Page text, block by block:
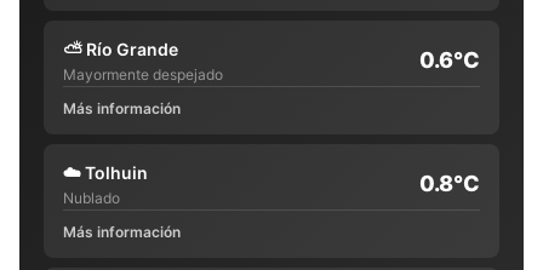
⛅ Río Grande
Mayormente despejado
0.6°C
Más información
☁️Tolhuin
Nublado
0.8°C
Más información